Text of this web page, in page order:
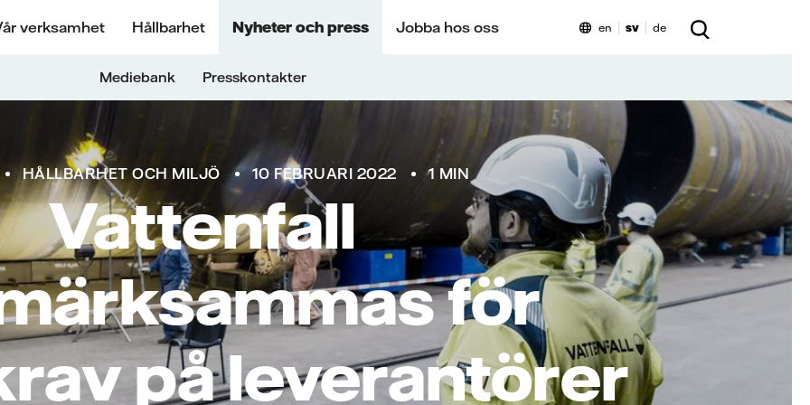
verksamhet Hållbarhet Nyheter och press Jobba hos oss
Mediebank Presskontakter
en sv de
HÅLLBARHET OCH MILJÖ 10 FEBRUARI 2022 1 MIN
Vattenfall
för
på leverantörer